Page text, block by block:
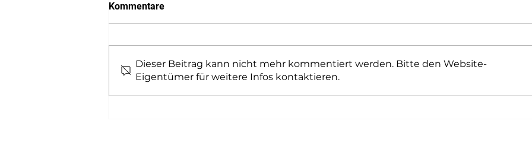
Sachkundelehrgang
Hilti Brandschutzschulung
Kommentare
Dieser Beitrag kann nicht mehr kommentiert werden. Bitte den Website-
Eigentümer für weitere Infos kontaktieren.